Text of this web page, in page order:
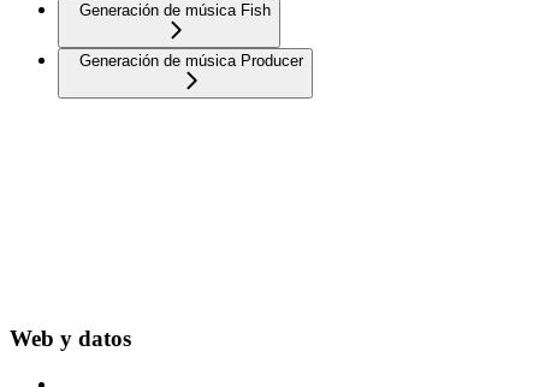
Generación de música Fish
Generación de música Producer
Web y datos